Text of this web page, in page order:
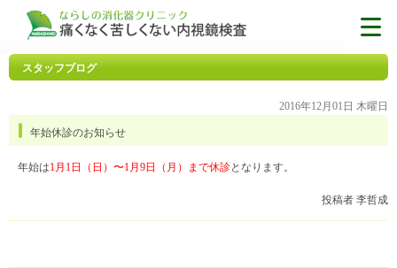
スタッフブログ
2016年12月01日 木曜日
年始休診のお知らせ
年始は1月1日（日）〜1月9日（月）まで休診となります。
投稿者 李哲成